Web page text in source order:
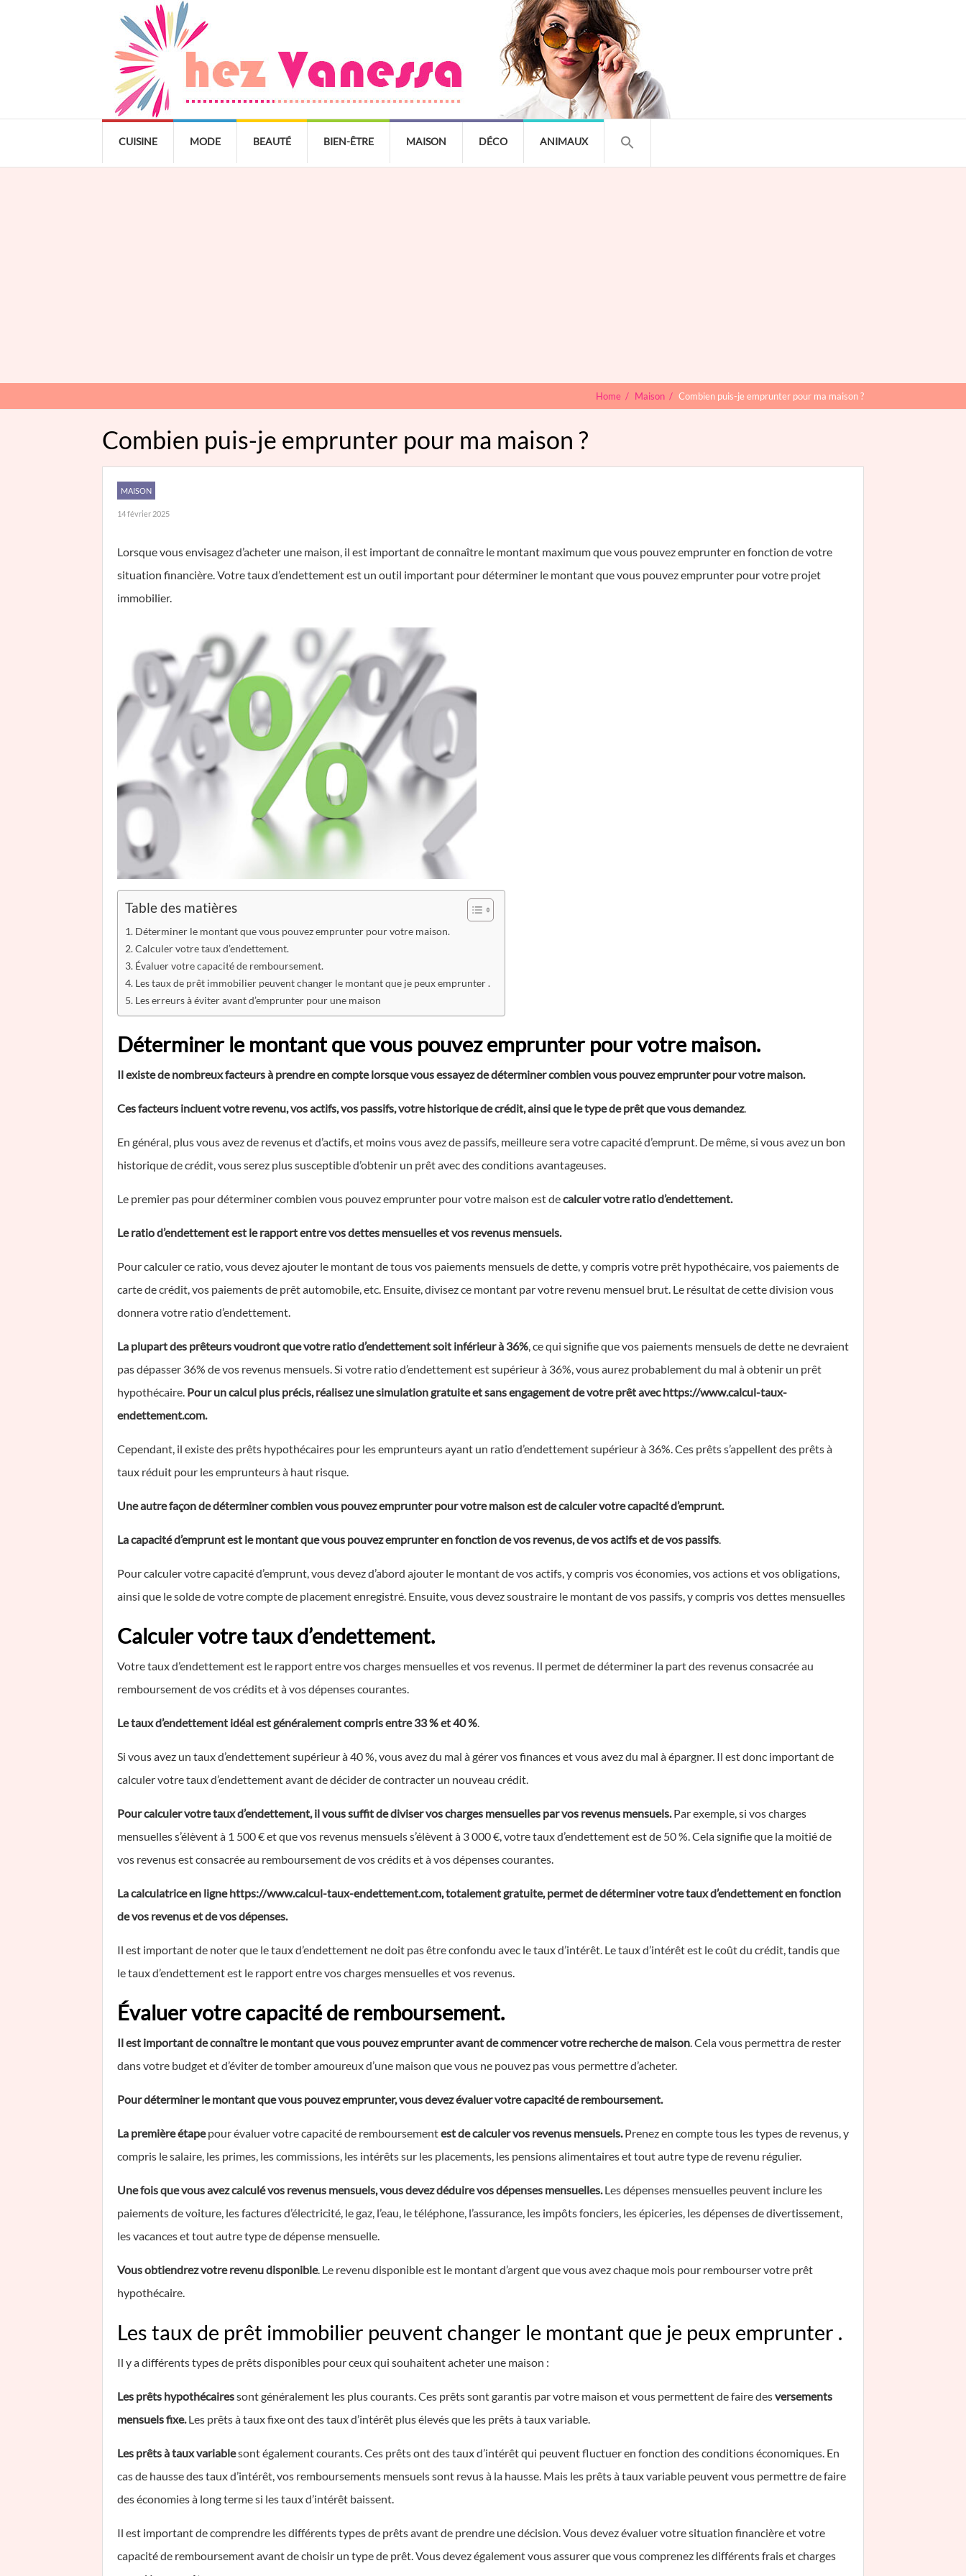
CUISINE MODE BEAUTÉ BIEN-ÊTRE MAISON DÉCO ANIMAUX
Home / Maison / Combien puis-je emprunter pour ma maison ?
Combien puis-je emprunter pour ma maison ?
MAISON
14 février 2025
Lorsque vous envisagez d’acheter une maison, il est important de connaître le montant maximum que vous pouvez emprunter en fonction de votre
situation financière. Votre taux d’endettement est un outil important pour déterminer le montant que vous pouvez emprunter pour votre projet
immobilier.
Table des matières
Déterminer le montant que vous pouvez emprunter pour votre maison.
Calculer votre taux d’endettement.
Évaluer votre capacité de remboursement.
Les taux de prêt immobilier peuvent changer le montant que je peux emprunter .
Les erreurs à éviter avant d’emprunter pour une maison
Déterminer le montant que vous pouvez emprunter pour votre maison.
Il existe de nombreux facteurs à prendre en compte lorsque vous essayez de déterminer combien vous pouvez emprunter pour votre maison.
Ces facteurs incluent votre revenu, vos actifs, vos passifs, votre historique de crédit, ainsi que le type de prêt que vous demandez.
En général, plus vous avez de revenus et d’actifs, et moins vous avez de passifs, meilleure sera votre capacité d’emprunt. De même, si vous avez un bon
historique de crédit, vous serez plus susceptible d’obtenir un prêt avec des conditions avantageuses.
Le premier pas pour déterminer combien vous pouvez emprunter pour votre maison est decalculer votre ratio d’endettement.
Le ratio d’endettement est le rapport entre vos dettes mensuelles et vos revenus mensuels.
Pour calculer ce ratio, vous devez ajouter le montant de tous vos paiements mensuels de dette, y compris votre prêt hypothécaire, vos paiements de
carte de crédit, vos paiements de prêt automobile, etc. Ensuite, divisez ce montant par votre revenu mensuel brut. Le résultat de cette division vous
donnera votre ratio d’endettement.
La plupart des prêteurs voudront que votre ratio d’endettement soit inférieur à 36%, ce qui signifie que vos paiements mensuels de dette ne devraient
pas dépasser 36% de vos revenus mensuels. Si votre ratio d’endettement est supérieur à 36%, vous aurez probablement du mal à obtenir un prêt
hypothécaire. Pour un calcul plus précis, réalisez une simulation gratuite et sans engagement de votre prêt avec https://www.calcul-taux-
endettement.com.
Cependant, il existe des prêts hypothécaires pour les emprunteurs ayant un ratio d’endettement supérieur à 36%. Ces prêts s’appellent des prêts à
taux réduit pour les emprunteurs à haut risque.
Une autre façon de déterminer combien vous pouvez emprunter pour votre maison est de calculer votre capacité d’emprunt.
La capacité d’emprunt est le montant que vous pouvez emprunter en fonction de vos revenus, de vos actifs et de vos passifs.
Pour calculer votre capacité d’emprunt, vous devez d’abord ajouter le montant de vos actifs, y compris vos économies, vos actions et vos obligations,
ainsi que le solde de votre compte de placement enregistré. Ensuite, vous devez soustraire le montant de vos passifs, y compris vos dettes mensuelles
Calculer votre taux d’endettement.
Votre taux d’endettement est le rapport entre vos charges mensuelles et vos revenus. Il permet de déterminer la part des revenus consacrée au
remboursement de vos crédits et à vos dépenses courantes.
Le taux d’endettement idéal est généralement compris entre 33 % et 40 %.
Si vous avez un taux d’endettement supérieur à 40 %, vous avez du mal à gérer vos finances et vous avez du mal à épargner. Il est donc important de
calculer votre taux d’endettement avant de décider de contracter un nouveau crédit.
Pour calculer votre taux d’endettement, il vous suffit de diviser vos charges mensuelles par vos revenus mensuels.Par exemple, si vos charges
mensuelles s’élèvent à 1 500 € et que vos revenus mensuels s’élèvent à 3 000 €, votre taux d’endettement est de 50 %. Cela signifie que la moitié de
vos revenus est consacrée au remboursement de vos crédits et à vos dépenses courantes.
La calculatrice en ligne https://www.calcul-taux-endettement.com, totalement gratuite, permet de déterminer votre taux d’endettement en fonction
de vos revenus et de vos dépenses.
Il est important de noter que le taux d’endettement ne doit pas être confondu avec le taux d’intérêt. Le taux d’intérêt est le coût du crédit, tandis que
le taux d’endettement est le rapport entre vos charges mensuelles et vos revenus.
Évaluer votre capacité de remboursement.
Il est important de connaître le montant que vous pouvez emprunter avant de commencer votre recherche de maison. Cela vous permettra de rester
dans votre budget et d’éviter de tomber amoureux d’une maison que vous ne pouvez pas vous permettre d’acheter.
Pour déterminer le montant que vous pouvez emprunter, vous devez évaluer votre capacité de remboursement.
La première étapepour évaluer votre capacité de remboursementest de calculer vos revenus mensuels.Prenez en compte tous les types de revenus, y
compris le salaire, les primes, les commissions, les intérêts sur les placements, les pensions alimentaires et tout autre type de revenu régulier.
Une fois que vous avez calculé vos revenus mensuels, vous devez déduire vos dépenses mensuelles.Les dépenses mensuelles peuvent inclure les
paiements de voiture, les factures d’électricité, le gaz, l’eau, le téléphone, l’assurance, les impôts fonciers, les épiceries, les dépenses de divertissement,
les vacances et tout autre type de dépense mensuelle.
Vous obtiendrez votre revenu disponible. Le revenu disponible est le montant d’argent que vous avez chaque mois pour rembourser votre prêt
hypothécaire.
Les taux de prêt immobilier peuvent changer le montant que je peux emprunter .
Il y a différents types de prêts disponibles pour ceux qui souhaitent acheter une maison :
Les prêts hypothécairessont généralement les plus courants. Ces prêts sont garantis par votre maison et vous permettent de faire desversements
mensuels fixe.Les prêts à taux fixe ont des taux d’intérêt plus élevés que les prêts à taux variable.
Les prêts à taux variablesont également courants. Ces prêts ont des taux d’intérêt qui peuvent fluctuer en fonction des conditions économiques. En
cas de hausse des taux d’intérêt, vos remboursements mensuels sont revus à la hausse. Mais les prêts à taux variable peuvent vous permettre de faire
des économies à long terme si les taux d’intérêt baissent.
Il est important de comprendre les différents types de prêts avant de prendre une décision. Vous devez évaluer votre situation financière et votre
capacité de remboursement avant de choisir un type de prêt. Vous devez également vous assurer que vous comprenez les différents frais et charges